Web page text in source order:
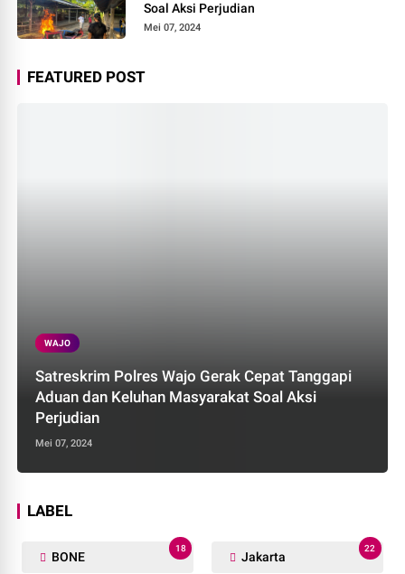
Soal Aksi Perjudian
Mei 07, 2024
FEATURED POST
WAJO
Satreskrim Polres Wajo Gerak Cepat Tanggapi
Aduan dan Keluhan Masyarakat Soal Aksi
Perjudian
Mei 07, 2024
LABEL
BONE
18
Jakarta
22